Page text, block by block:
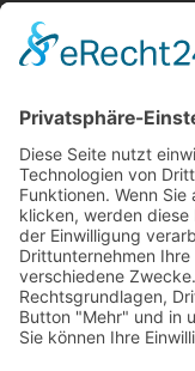
Produktfinder
LEGROM